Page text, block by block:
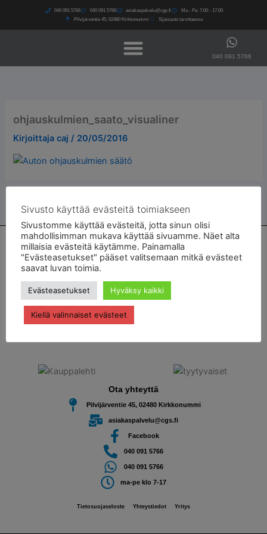
040 091 5766​ 040 091 5766​ asiakaspalvelu@cgs.fi
Ma - Pe: 7:00 - 17:00
Pilvijärventie 45, 02480 Kirkkonummi
Sijaisauto tarvittaessa
040 091 5766
ohjauskulmien_saato_visualiner
Kirjoittajacaj/ 20/05/2016
Autohuolto ja autokorjaamo Kirkkonummella
C & G Service on vuonna 1998 perustettu autokorjaamo. Tavoitteenamme on helpottaa
autoilevien asiakkaidemme elämää.
Saatte kauttamme kätevästi henkilö- ja pakettiauton huolto- ja korjaustyöt sekä joukon
täydentäviä palveluja kuten ohjauskulmien säädöt sekä
Ota yhteyttä
Pilvijärventie 45, 02480 Kirkkonummi
asiakaspalvelu@cgs.fi
Facebook
040 091 5766
040 091 5766
ma-pe klo 7-17
Tietosuojaseloste Yhteystiedot Yritys
Sivusto käyttää evästeitä toimiakseen
Sivustomme käyttää evästeitä, jotta sinun olisi
mahdollisimman mukava käyttää sivuamme. Näet alta
millaisia evästeitä käytämme. Painamalla
"Evästeasetukset" pääset valitsemaan mitkä evästeet
saavat luvan toimia.
Evästeasetukset Hyväksy kaikki
Kiellä valinnaiset evästeet